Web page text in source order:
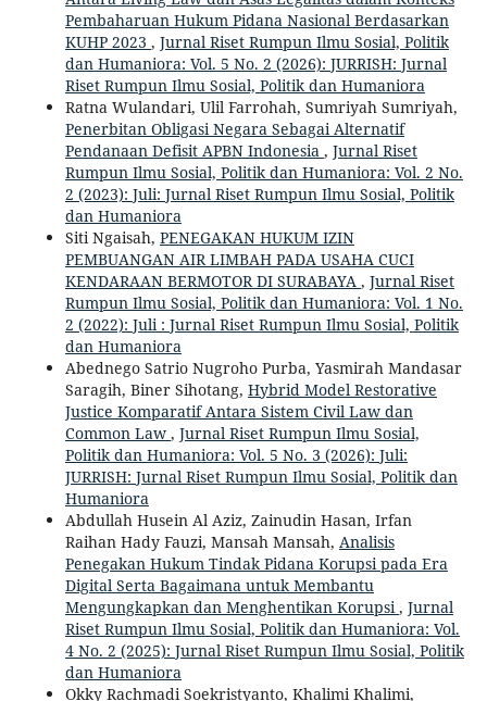
Pembaharuan Hukum Pidana Nasional Berdasarkan
KUHP 2023 , Jurnal Riset Rumpun Ilmu Sosial, Politik
dan Humaniora: Vol. 5 No. 2 (2026): JURRISH: Jurnal
Riset Rumpun Ilmu Sosial, Politik dan Humaniora
Ratna Wulandari, Ulil Farrohah, Sumriyah Sumriyah,
Penerbitan Obligasi Negara Sebagai Alternatif
Pendanaan Defisit APBN Indonesia , Jurnal Riset
Rumpun Ilmu Sosial, Politik dan Humaniora: Vol. 2 No.
2 (2023): Juli: Jurnal Riset Rumpun Ilmu Sosial, Politik
dan Humaniora
Siti Ngaisah, PENEGAKAN HUKUM IZIN
PEMBUANGAN AIR LIMBAH PADA USAHA CUCI
KENDARAAN BERMOTOR DI SURABAYA , Jurnal Riset
Rumpun Ilmu Sosial, Politik dan Humaniora: Vol. 1 No.
2 (2022): Juli : Jurnal Riset Rumpun Ilmu Sosial, Politik
dan Humaniora
Abednego Satrio Nugroho Purba, Yasmirah Mandasar
Saragih, Biner Sihotang, Hybrid Model Restorative
Justice Komparatif Antara Sistem Civil Law dan
Common Law , Jurnal Riset Rumpun Ilmu Sosial,
Politik dan Humaniora: Vol. 5 No. 3 (2026): Juli:
JURRISH: Jurnal Riset Rumpun Ilmu Sosial, Politik dan
Humaniora
Abdullah Husein Al Aziz, Zainudin Hasan, Irfan
Raihan Hady Fauzi, Mansah Mansah, Analisis
Penegakan Hukum Tindak Pidana Korupsi pada Era
Digital Serta Bagaimana untuk Membantu
Mengungkapkan dan Menghentikan Korupsi , Jurnal
Riset Rumpun Ilmu Sosial, Politik dan Humaniora: Vol.
4 No. 2 (2025): Jurnal Riset Rumpun Ilmu Sosial, Politik
dan Humaniora
Okky Rachmadi Soekristyanto, Khalimi Khalimi,